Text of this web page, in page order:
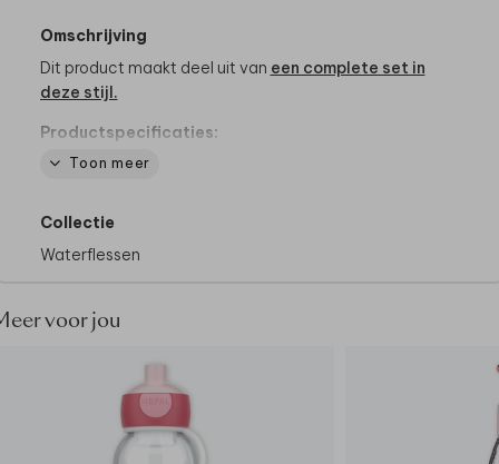
Omschrijving
Dit product maakt deel uit van een complete set in
deze stijl.
Productspecificaties:
- Merk: Mepal
- De draaidop heeft een handige lus
- BPA vrij
Toon meer
Collectie
Waterflessen
voor jou